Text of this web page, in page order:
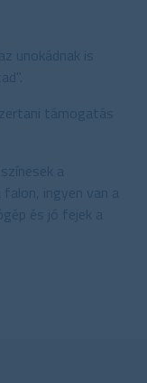
unokádnak is
támogatás
a
ingyen van a
és jó fejek a